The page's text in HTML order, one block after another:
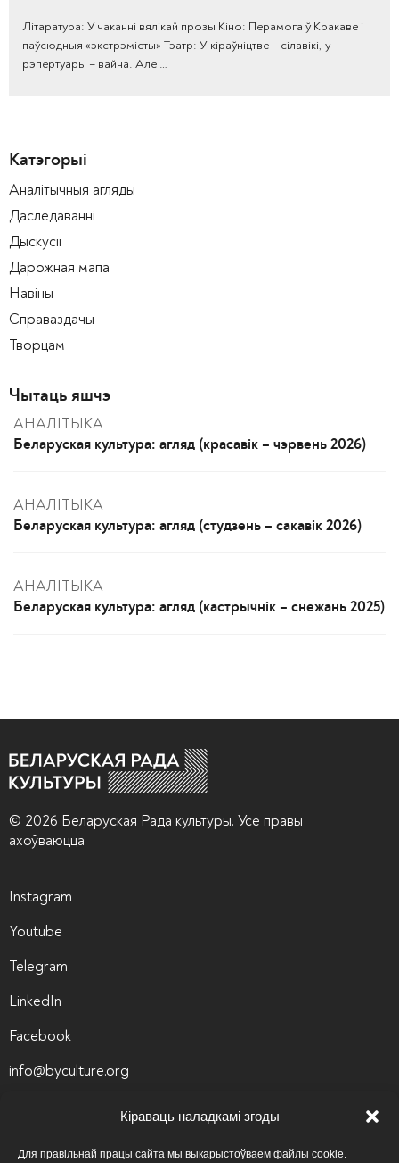
Кіраваць наладкамі згоды
Для правільнай працы сайта мы выкарыстоўваем файлы cookie.
Літаратура: У чаканні вялікай прозы Кіно: Перамога ў Кракаве і
паўсюдныя «экстрэмісты» Тэатр: У кіраўніцтве – сілавікі, у
рэпертуары – вайна. Але …
Катэгорыі
Аналітычныя агляды
Даследаванні
Дыскусіі
Дарожная мапа
Навіны
Справаздачы
Творцам
Чытаць яшчэ
АНАЛІТЫКА
Беларуская культура: агляд (красавік – чэрвень 2026)
АНАЛІТЫКА
Беларуская культура: агляд (студзень – сакавік 2026)
АНАЛІТЫКА
Беларуская культура: агляд (кастрычнік – снежань 2025)
© 2026 Беларуская Рада культуры. Усе правы
ахоўваюцца
Instagram
Youtube
Telegram
LinkedIn
Facebook
info@byculture.org
Вакансіі